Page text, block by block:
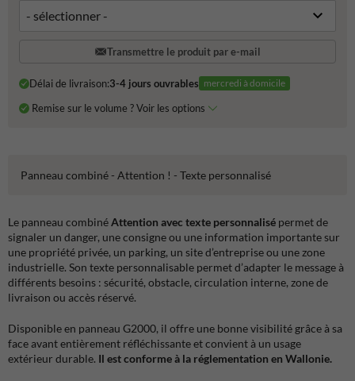
Transmettre le produit par e-mail
Délai de livraison:3-4 jours ouvrables mercredi à domicile
Remise sur le volume ? Voir les options
Panneau combiné - Attention ! - Texte personnalisé
Le panneau combinéAttention avec texte personnalisé permet de
signaler un danger, une consigne ou une information importante sur
une propriété privée, un parking, un site d’entreprise ou une zone
industrielle. Son texte personnalisable permet d’adapter le message à
différents besoins : sécurité, obstacle, circulation interne, zone de
livraison ou accès réservé.
Disponible en panneau G2000, il offre une bonne visibilité grâce à sa
face avant entièrement réfléchissante et convient à un usage
extérieur durable. Il est conforme à la réglementation en Wallonie.